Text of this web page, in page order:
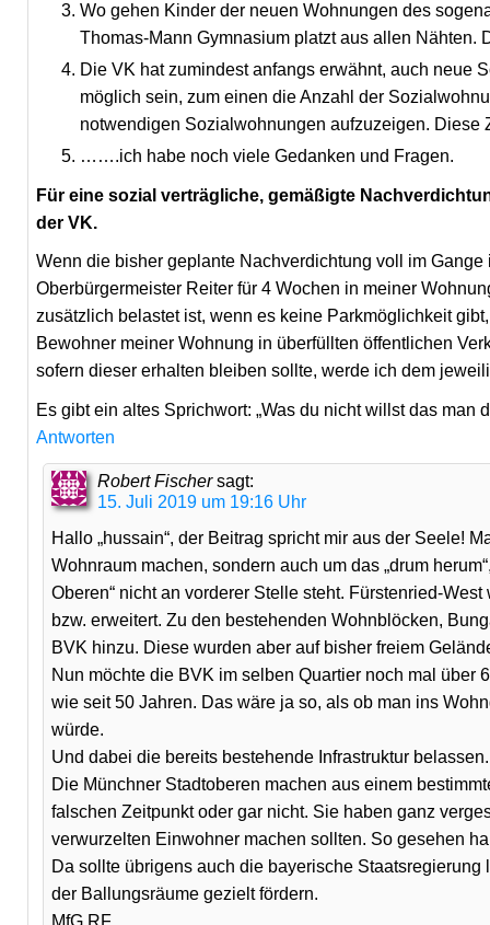
Wo gehen Kinder der neuen Wohnungen des
Thomas-Mann Gymnasium platzt aus allen Nähten.
Die VK hat zumindest anfangs erwähnt, auch neue
möglich sein, zum einen die Anzahl der
notwendigen Sozialwohnungen aufzuzeigen.
…….ich habe noch viele Gedanken und Fragen.
Für eine sozial verträgliche, gemäßigte
der VK.
Wenn die bisher geplante Nachverdichtung voll im
Oberbürgermeister Reiter für 4 Wochen in meiner
zusätzlich belastet ist, wenn es keine Parkmöglichkeit
Bewohner meiner Wohnung in überfüllten öffentlichen
sofern dieser erhalten bleiben sollte, werde ich dem
Es gibt ein altes Sprichwort: „Was du nicht willst das man
Antworten
Robert Fischer sagt:
15. Juli 2019 um 19:16 Uhr
Hallo „hussain“, der Beitrag spricht mir aus der Seele!
Wohnraum machen, sondern auch um das „drum
Oberen“ nicht an vorderer Stelle steht. Fürstenried-
bzw. erweitert. Zu den bestehenden Wohnblöcken,
BVK hinzu. Diese wurden aber auf bisher freiem
Nun möchte die BVK im selben Quartier noch mal über
wie seit 50 Jahren. Das wäre ja so, als ob man ins
würde.
Und dabei die bereits bestehende Infrastruktur belassen.
Die Münchner Stadtoberen machen aus einem
falschen Zeitpunkt oder gar nicht. Sie haben ganz
verwurzelten Einwohner machen sollten. So gesehen
Da sollte übrigens auch die bayerische
der Ballungsräume gezielt fördern.
MfG RF